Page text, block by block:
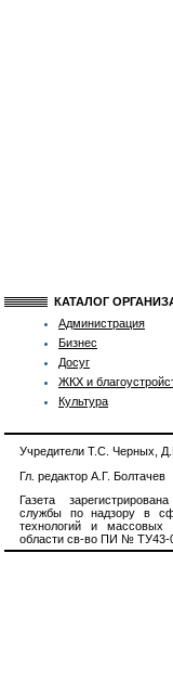
КАТАЛОГ
Администрация
Бизнес
Досуг
ЖКХ и
Культура
Учредители Т.С. Черных,
Гл. редактор А.Г. Болтачев
Газета
службы по надзору в
технологий и массовых
области св-во ПИ № ТУ43-